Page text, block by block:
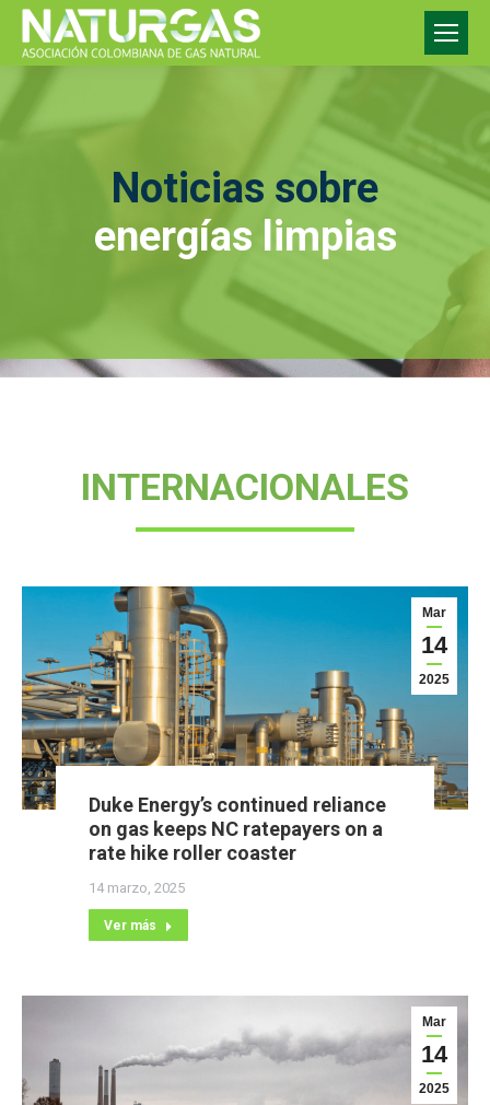
Noticias sobre
energías limpias
INTERNACIONALES
Mar
14
2025
Duke Energy’s continued reliance
on gas keeps NC ratepayers on a
rate hike roller coaster
14 marzo, 2025
Ver más
Mar
14
2025